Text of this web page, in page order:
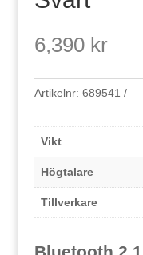
6,390 kr
Artikelnr: 689541
Vikt
Högtalare
Tillverkare
Bluetooth